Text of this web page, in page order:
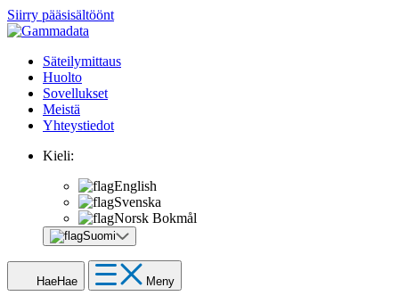
Siirry pääsisältöönt
Säteilymittaus
Huolto
Sovellukset
Meistä
Yhteystiedot
Kieli:
English
Svenska
Norsk Bokmål
Suomi
HaeHae Meny